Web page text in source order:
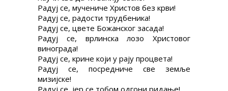
Радуј се, мучениче Христов без крви!
Радуј се, радости трудбеника!
Радуј се, цвете Божанског засада!
Радуј се, врлинска лозо Христовог
винограда!
Радуј се, крине који у рају процвета!
Радуј се, посредниче све земље
мизијске!
Радуј се, јер се тобом одгони ридање!